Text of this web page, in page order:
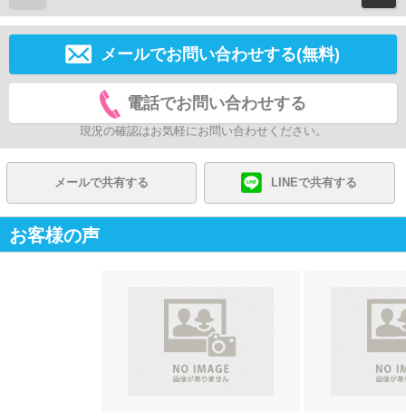
メールでお問い合わせする(無料)
電話でお問い合わせする
現況の確認はお気軽にお問い合わせください。
メールで共有する LINEで共有する
お客様の声